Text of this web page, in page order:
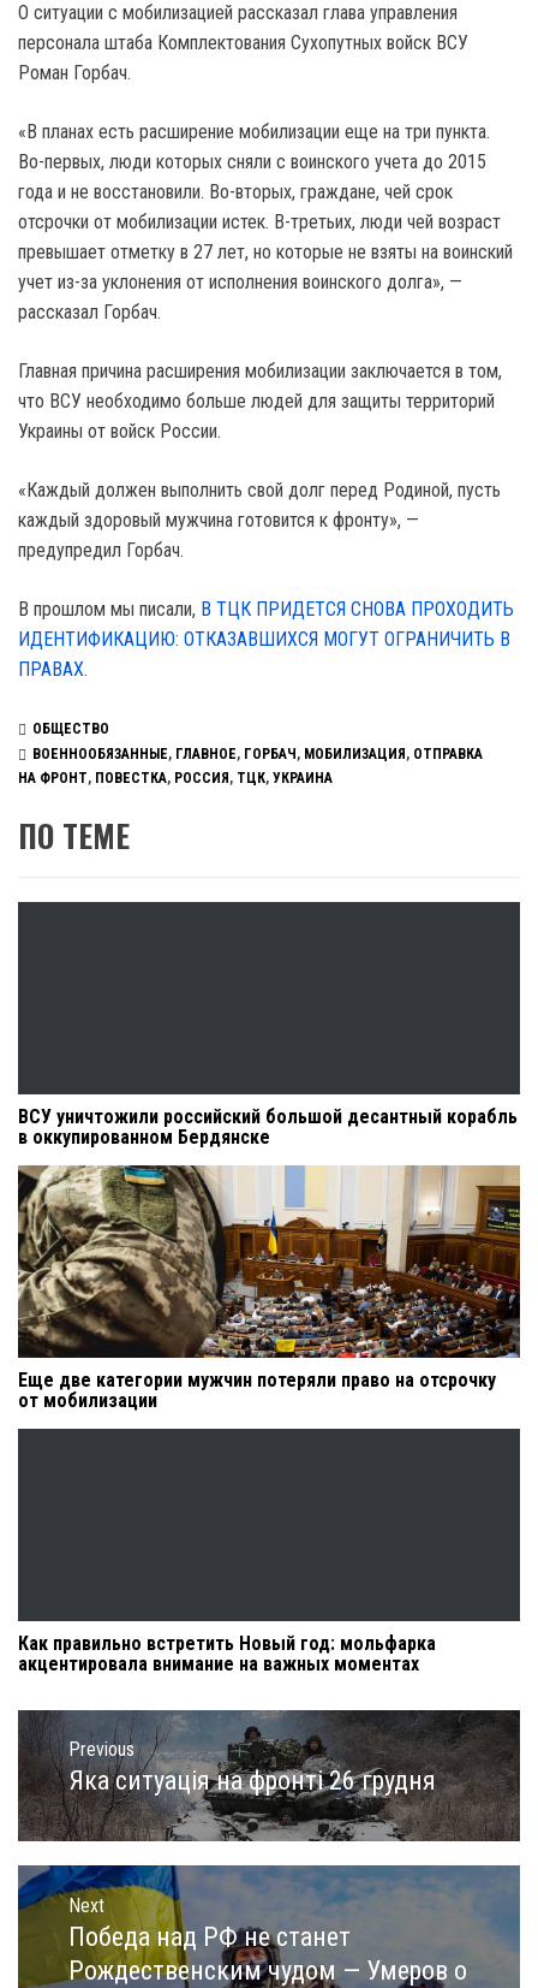
О ситуации с мобилизацией рассказал глава управления
персонала штаба Комплектования Сухопутных войск ВСУ
Роман Горбач.
«В планах есть расширение мобилизации еще на три пункта.
Во-первых, люди которых сняли с воинского учета до 2015
года и не восстановили. Во-вторых, граждане, чей срок
отсрочки от мобилизации истек. В-третьих, люди чей возраст
превышает отметку в 27 лет, но которые не взяты на воинский
учет из-за уклонения от исполнения воинского долга», —
рассказал Горбач.
Главная причина расширения мобилизации заключается в том,
что ВСУ необходимо больше людей для защиты территорий
Украины от войск России.
«Каждый должен выполнить свой долг перед Родиной, пусть
каждый здоровый мужчина готовится к фронту», —
предупредил Горбач.
В прошлом мы писали, В ТЦК ПРИДЕТСЯ СНОВА ПРОХОДИТЬ
ИДЕНТИФИКАЦИЮ: ОТКАЗАВШИХСЯ МОГУТ ОГРАНИЧИТЬ В
ПРАВАХ.
ОБЩЕСТВО
ВОЕННООБЯЗАННЫЕ, ГЛАВНОЕ, ГОРБАЧ , МОБИЛИЗАЦИЯ , ОТПРАВКА
НА ФРОНТ, ПОВЕСТКА, РОССИЯ, ТЦК, УКРАИНА
ПО ТЕМЕ
ВСУ уничтожили российский большой десантный корабль
в оккупированном Бердянске
Еще две категории мужчин потеряли право на отсрочку
от мобилизации
Как правильно встретить Новый год: мольфарка
акцентировала внимание на важных моментах
Навигация
по
записям
Previous
Previous
post:
Яка ситуація на фронті 26 грудня
Next
Next
post:
Победа над РФ не станет
Рождественским чудом — Умеров о